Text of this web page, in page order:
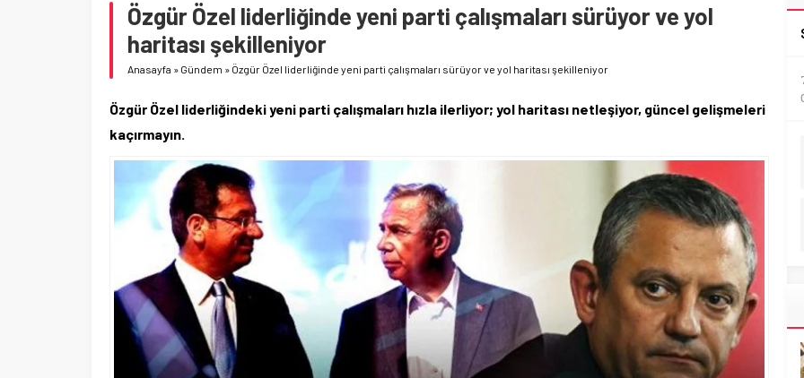
Özgür Özel liderliğinde yeni parti çalışmaları sürüyor ve yol
haritası şekilleniyor
Anasayfa » Gündem » Özgür Özel liderliğinde yeni parti çalışmaları sürüyor ve yol haritası şekilleniyor
Özgür Özel liderliğindeki yeni parti çalışmaları hızla ilerliyor; yol haritası netleşiyor, güncel gelişmeleri
kaçırmayın.